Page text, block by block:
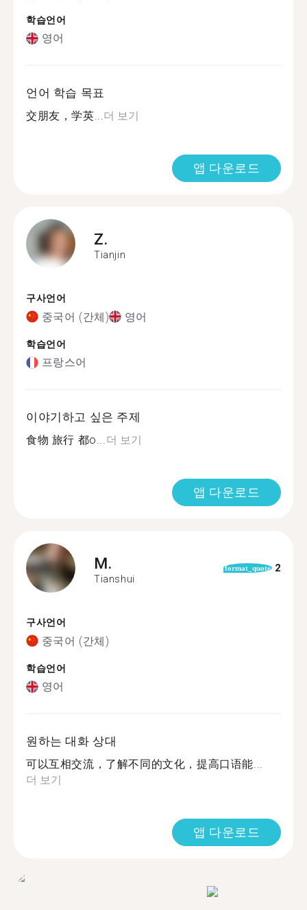
학습언어
영어
언어 학습 목표
交朋友，学英...더 보기
앱 다운로드
Z.
Tianjin
구사언어
중국어 (간체) 영어
학습언어
프랑스어
이야기하고 싶은 주제
食物 旅行 都o...더 보기
앱 다운로드
M.
Tianshui
format_quote 2
구사언어
중국어 (간체)
학습언어
영어
원하는 대화 상대
可以互相交流，了解不同的文化，提高口语能...
더 보기
앱 다운로드